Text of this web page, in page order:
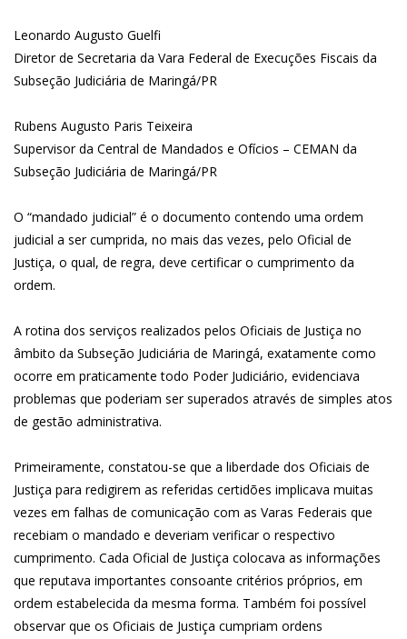
Leonardo Augusto Guelfi
Diretor de Secretaria da Vara Federal de Execuções Fiscais da
Subseção Judiciária de Maringá/PR
Rubens Augusto Paris Teixeira
Supervisor da Central de Mandados e Ofícios – CEMAN da
Subseção Judiciária de Maringá/PR
O “mandado judicial” é o documento contendo uma ordem
judicial a ser cumprida, no mais das vezes, pelo Oficial de
Justiça, o qual, de regra, deve certificar o cumprimento da
ordem.
A rotina dos serviços realizados pelos Oficiais de Justiça no
âmbito da Subseção Judiciária de Maringá, exatamente como
ocorre em praticamente todo Poder Judiciário, evidenciava
problemas que poderiam ser superados através de simples atos
de gestão administrativa.
Primeiramente, constatou-se que a liberdade dos Oficiais de
Justiça para redigirem as referidas certidões implicava muitas
vezes em falhas de comunicação com as Varas Federais que
recebiam o mandado e deveriam verificar o respectivo
cumprimento. Cada Oficial de Justiça colocava as informações
que reputava importantes consoante critérios próprios, em
ordem estabelecida da mesma forma. Também foi possível
observar que os Oficiais de Justiça cumpriam ordens